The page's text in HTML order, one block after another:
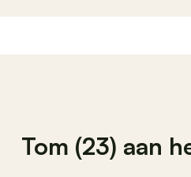
Tom (23) aan